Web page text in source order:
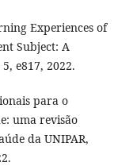
Experiences of
Subject: A
e817, 2022.
para o
uma revisão
da UNIPAR,